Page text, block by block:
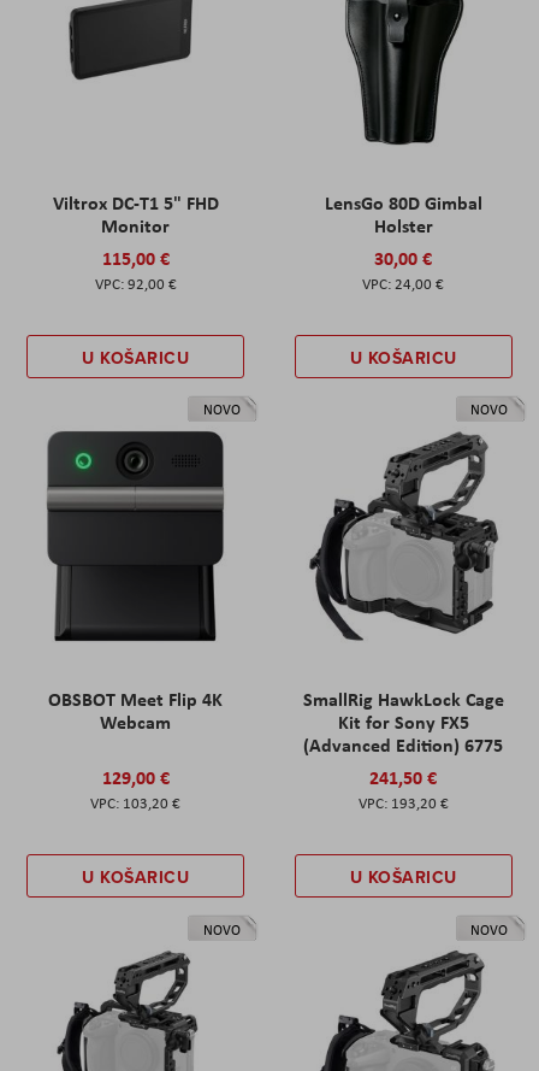
Viltrox DC-T1 5" FHD
Monitor
115,00 €
92,00 €
U KOŠARICU
LensGo 80D Gimbal
Holster
30,00 €
24,00 €
U KOŠARICU
NOVO
OBSBOT Meet Flip 4K
Webcam
129,00 €
103,20 €
U KOŠARICU
NOVO
SmallRig HawkLock Cage
Kit for Sony FX5
(Advanced Edition) 6775
241,50 €
193,20 €
U KOŠARICU
NOVO NOVO